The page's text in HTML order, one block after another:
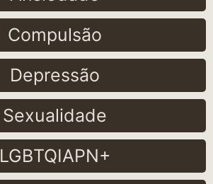
Compulsão
Depressão
Sexualidade
LGBTQIAPN+